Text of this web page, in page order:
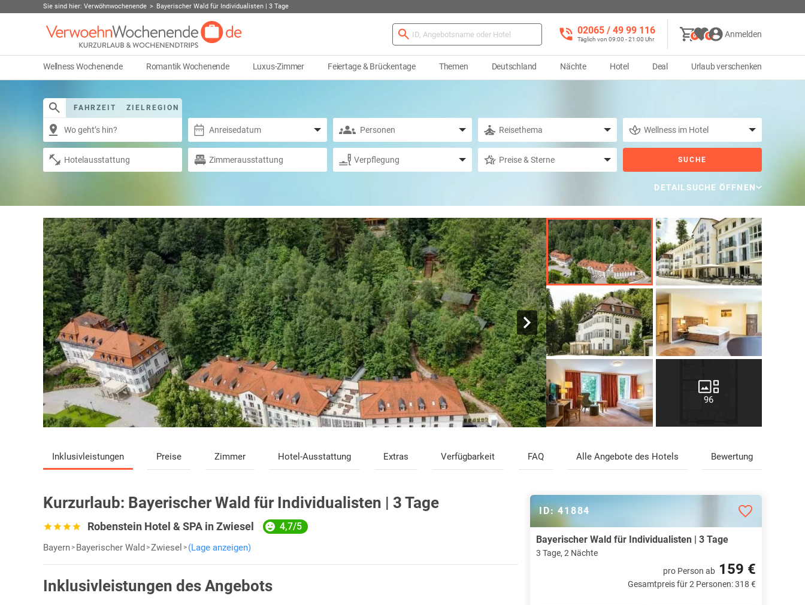
Sie sind hier: Verwöhnwochenende Bayerischer Wald für Individualisten | 3 Tage
02065 / 49 ‌99 116
Täglich von 09:00 - 21:00 Uhr
0 0 Anmelden
Wellness Wochenende Romantik Wochenende Luxus-Zimmer Feiertage & Brückentage Themen Deutschland Nächte Hotel Deal Urlaub verschenken
FAHRZEIT ZIELREGION
SUCHE
DETAILSUCHE ÖFFNEN
96
Inklusivleistungen Preise Zimmer Hotel-Ausstattung Extras Verfügbarkeit FAQ Alle Angebote des Hotels Bewertung
Kurzurlaub: Bayerischer Wald für Individualisten | 3 Tage
Robenstein Hotel & SPA in Zwiesel 4,7/5
Bayern Bayerischer Wald Zwiesel (Lage anzeigen)
Inklusivleistungen des Angebots
ID: 41884
Bayerischer Wald für Individualisten | 3 Tage
3 Tage, 2 Nächte
pro Person ab 159 €
Gesamtpreis für 2 Personen: 318 €